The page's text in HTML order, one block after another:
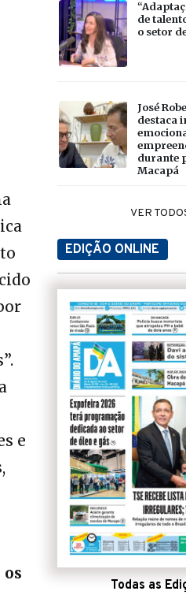
e
de
o setor
José
destaca
durante
Macapá
VER
EDIÇÃO ONLINE
Todas as